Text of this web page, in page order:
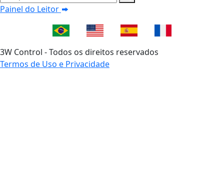
Painel do Leitor
3W Control - Todos os direitos reservados
Termos de Uso e Privacidade